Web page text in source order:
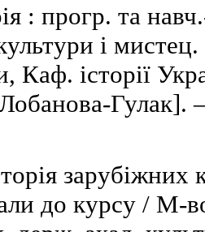
: прогр. та
і
, Каф. історії
зарубіжних
до курсу / М-